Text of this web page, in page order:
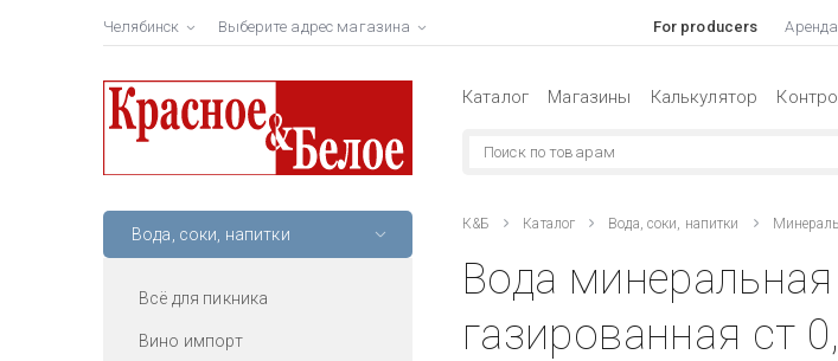
Челябинск Выберите адрес магазина For producers Аренда
Каталог Магазины Калькулятор
Вода, соки, напитки
Всё для пикника
Вино импорт
К&Б Каталог Вода, соки, напитки
Вода
газированная ст